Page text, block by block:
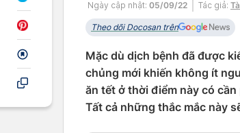
Ngày cập nhật: 05/09/22 Tác giả:
Theo dõi Docosan trên
Mặc dù dịch bệnh đã được
chủng mới khiến không ít
ăn tết ở thời điểm này có
Tất cả những thắc mắc này